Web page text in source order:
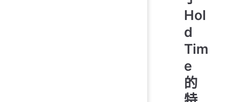
Hol
d
Tim
e
的